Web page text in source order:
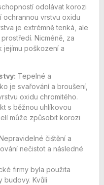
odolávat korozi
ochrannou vrstvu oxidu
je extrémně tenká, ale
Nicméně, za
jejímu poškození a
Tepelné a
je svařování a broušení,
oxidu chromitého.
s běžnou uhlíkovou
může způsobit korozi
čištění a
nečistot a následné
firmy byla použita
budovy. Kvůli